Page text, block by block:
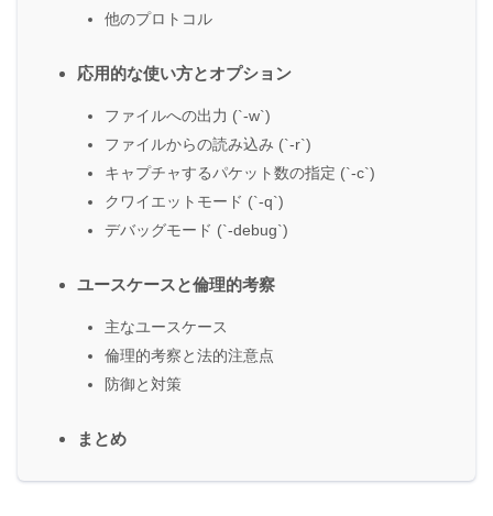
他のプロトコル
応用的な使い方とオプション
ファイルへの出力 (`-w`)
ファイルからの読み込み (`-r`)
キャプチャするパケット数の指定 (`-c`)
クワイエットモード (`-q`)
デバッグモード (`-debug`)
ユースケースと倫理的考察
主なユースケース
倫理的考察と法的注意点
防御と対策
まとめ